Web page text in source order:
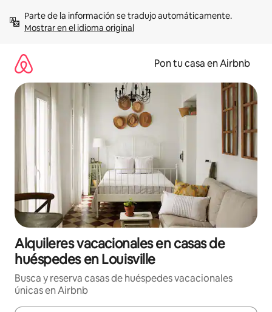
contenidoMostrar en el idioma original
Pon tu casa en Airbnb
Alquileres vacacionales en casas de
huéspedes en Louisville
Busca y reserva casas de huéspedes vacacionales
únicas en Airbnb